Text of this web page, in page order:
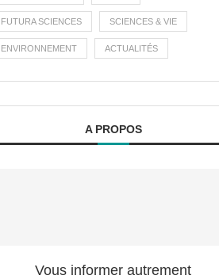
FUTURA SCIENCES SCIENCES & VIE
ENVIRONNEMENT ACTUALITÉS
A PROPOS
Vous informer autrement